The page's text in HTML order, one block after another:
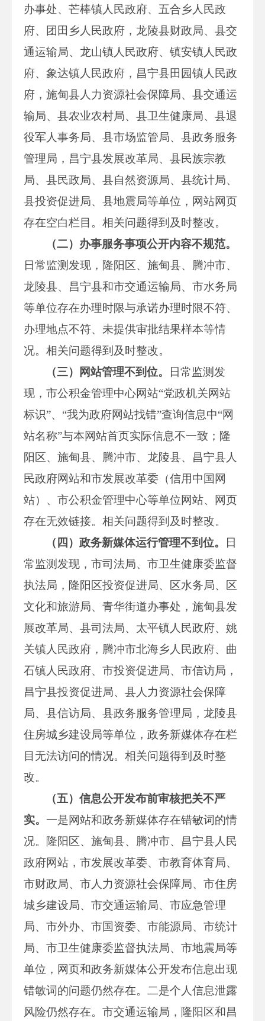
办事处、芒棒镇人民政府、五合乡人民政
府、团田乡人民政府，龙陵县财政局、县交
通运输局、龙山镇人民政府、镇安镇人民政
府、象达镇人民政府，昌宁县田园镇人民政
府，施甸县人力资源社会保障局、县交通运
输局、县农业农村局、县卫生健康局、县退
役军人事务局、县市场监管局、县政务服务
管理局，昌宁县发展改革局、县民族宗教
局、县民政局、县自然资源局、县统计局、
县投资促进局、县地震局等单位，网站网页
存在空白栏目。相关问题得到及时整改。
（二）办事服务事项公开内容不规范。
日常监测发现，隆阳区、施甸县、腾冲市、
龙陵县、昌宁县和市交通运输局、市水务局
等单位存在办理时限与承诺办理时限不符、
办理地点不符、未提供审批结果样本等情
况。相关问题得到及时整改。
（三）网站管理不到位。
日常监测发
现，市公积金管理中心网站“党政机关网站
标识”、“我为政府网站找错”查询信息中“网
站名称”与本网站首页实际信息不一致；隆
阳区、施甸县、腾冲市、龙陵县、昌宁县人
民政府网站和市发展改革委（信用中国网
站）、市公积金管理中心等单位网站、网页
存在无效链接。相关问题得到及时整改。
（四）政务新媒体运行管理不到位。
日
常监测发现，市司法局、市卫生健康委监督
执法局，隆阳区投资促进局、区水务局、区
文化和旅游局、青华街道办事处，施甸县发
展改革局、县司法局、太平镇人民政府、姚
关镇人民政府，腾冲市北海乡人民政府、曲
石镇人民政府、市投资促进局、市信访局，
昌宁县投资促进局、县人力资源社会保障
局、县信访局、县政务服务管理局，龙陵县
住房城乡建设局等单位，政务新媒体存在栏
目无法访问的情况。相关问题得到及时整
改。
（五）信息公开发布前审核把关不严
实。 一是网站和政务新媒体存在错敏词的情
况。隆阳区、施甸县、腾冲市、昌宁县人民
政府网站，市发展改革委、市教育体育局、
市财政局、市人力资源社会保障局、市住房
城乡建设局、市交通运输局、市应急管理
局、市外办、市国资委、市能源局、市统计
局、市卫生健康委监督执法局、市地震局等
单位，网页和政务新媒体公开发布信息出现
错敏词的问题仍然存在。二是个人信息泄露
风险仍然存在。市交通运输局，隆阳区和昌